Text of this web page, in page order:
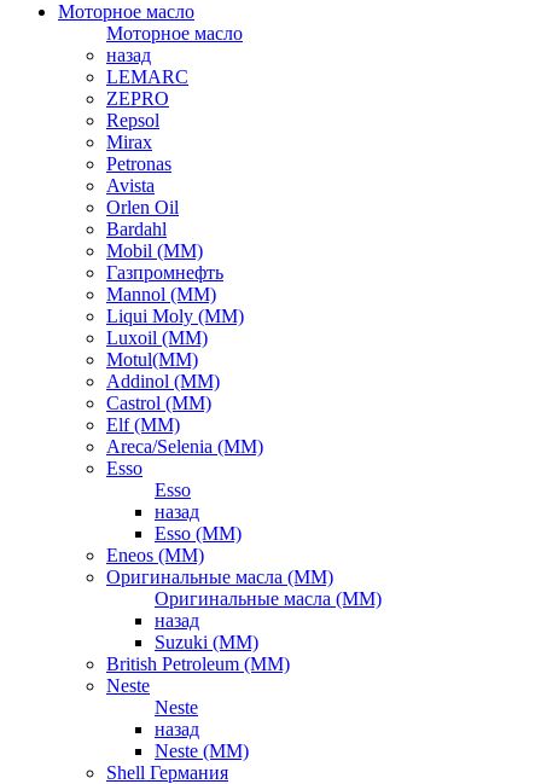
Моторное масло
Моторное масло
назад
LEMARC
ZEPRO
Repsol
Mirax
Petronas
Avista
Orlen Oil
Bardahl
Mobil (ММ)
Газпромнефть
Mannol (ММ)
Liqui Moly (ММ)
Luxoil (ММ)
Motul(ММ)
Addinol (ММ)
Castrol (ММ)
Elf (ММ)
Areca/Selenia (ММ)
Esso
Esso
назад
Esso (ММ)
Eneos (ММ)
Оригинальные масла (ММ)
Оригинальные масла (ММ)
назад
Suzuki (ММ)
British Petroleum (ММ)
Neste
Neste
назад
Neste (ММ)
Shell Германия